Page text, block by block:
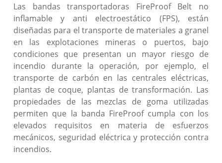
Las bandas transportadoras FireProof Belt no
inflamable y anti electroestático (FPS), están
diseñadas para el transporte de materiales a granel
en las explotaciones mineras o puertos, bajo
condiciones que presentan un mayor riesgo de
incendio durante la operación, por ejemplo, el
transporte de carbón en las centrales eléctricas,
plantas de coque, plantas de transformación. Las
propiedades de las mezclas de goma utilizadas
permiten que la banda FireProof cumpla con los
elevados requisitos en materia de esfuerzos
mecánicos, seguridad eléctrica y protección contra
incendios.